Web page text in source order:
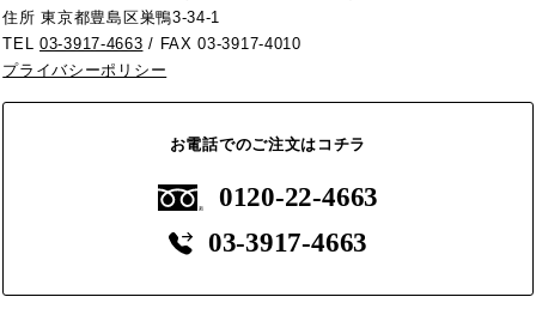
住所 東京都豊島区巣鴨3-34-1
TEL03-3917-4663 / FAX 03-3917-4010
プライバシーポリシー
お電話でのご注文はコチラ
0120-22-4663
03-3917-4663